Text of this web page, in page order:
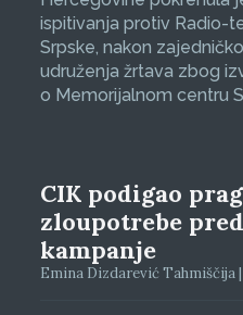
ispitivanja protiv Radio-
Srpske, nakon
udruženja žrtava zbog
o Memorijalnom centru
CIK podigao
zloupotrebe
kampanje
Emina Dizdarević Tahmiščija |